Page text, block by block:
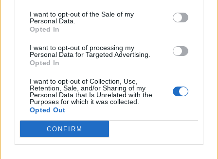
I want to opt-out of the Sale of my
Personal Data.
Opted In
I want to opt-out of processing my
Personal Data for Targeted Advertising.
Opted In
I want to opt-out of Collection, Use,
Retention, Sale, and/or Sharing of my
Personal Data that Is Unrelated with the
Purposes for which it was collected.
Opted Out
CONFIRM